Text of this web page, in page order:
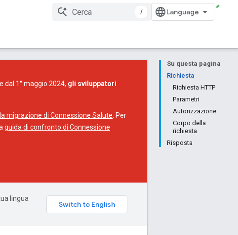
/
Su questa pagina
Richiesta
Richiesta HTTP
Parametri
Autorizzazione
Corpo della
richiesta
Risposta
dal 1° maggio 2024, gli sviluppatori
migrazione di Connessione Salute . Per
guida di confronto di Connessione
lingua